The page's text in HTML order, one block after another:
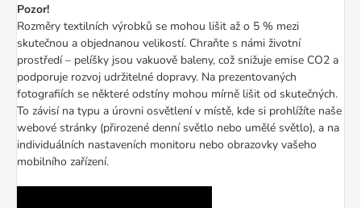
Pozor!
Rozměry textilních výrobků se mohou lišit až o 5 % mezi
skutečnou a objednanou velikostí. Chraňte s námi životní
prostředí – pelíšky jsou vakuově baleny, což snižuje emise CO2 a
podporuje rozvoj udržitelné dopravy. Na prezentovaných
fotografiích se některé odstíny mohou mírně lišit od skutečných.
To závisí na typu a úrovni osvětlení v místě, kde si prohlížíte naše
webové stránky (přirozené denní světlo nebo umělé světlo), a na
individuálních nastaveních monitoru nebo obrazovky vašeho
mobilního zařízení.